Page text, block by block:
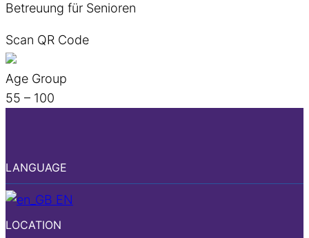
Betreuung für Senioren
Scan QR Code
Age Group
55 – 100
LANGUAGE
EN
LOCATION